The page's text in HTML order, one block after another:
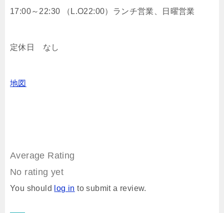
17:00～22:30 （L.O22:00）ランチ営業、日曜営業
定休日 なし
地図
Average Rating
No rating yet
You should log in to submit a review.